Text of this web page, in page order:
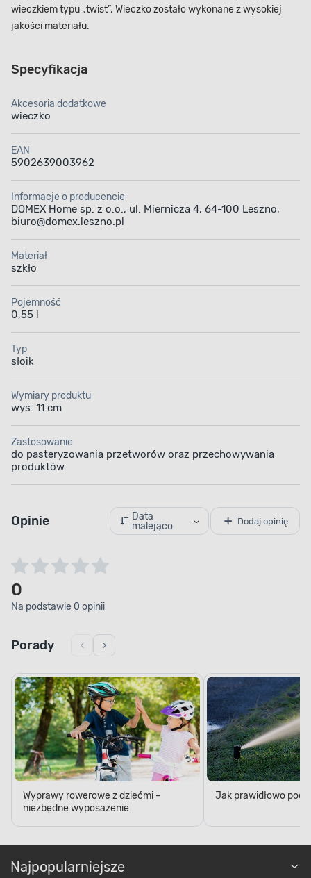
wieczkiem typu „twist”. Wieczko zostało wykonane z wysokiej
jakości materiału.
Specyfikacja
Akcesoria dodatkowe
wieczko
EAN
5902639003962
Informacje o producencie
DOMEX Home sp. z o.o., ul. Miernicza 4, 64-100 Leszno,
biuro@domex.leszno.pl
Materiał
szkło
Pojemność
0,55 l
Typ
słoik
Wymiary produktu
wys. 11 cm
Zastosowanie
do pasteryzowania przetworów oraz przechowywania
produktów
Opinie
Data
malejąco
Dodaj opinię
0
Na podstawie 0 opinii
Porady
Wyprawy rowerowe z dziećmi –
niezbędne wyposażenie
Jak prawidłowo
Najpopularniejsze